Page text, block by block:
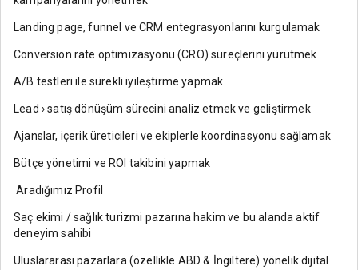
Landing page, funnel ve CRM entegrasyonlarını kurgulamak
Conversion rate optimizasyonu (CRO) süreçlerini yürütmek
A/B testleri ile sürekli iyileştirme yapmak
Lead › satış dönüşüm sürecini analiz etmek ve geliştirmek
Ajanslar, içerik üreticileri ve ekiplerle koordinasyonu sağlamak
Bütçe yönetimi ve ROI takibini yapmak
Aradığımız Profil
Saç ekimi / sağlık turizmi pazarına hakim ve bu alanda aktif
deneyim sahibi
Uluslararası pazarlara (özellikle ABD & İngiltere) yönelik dijital